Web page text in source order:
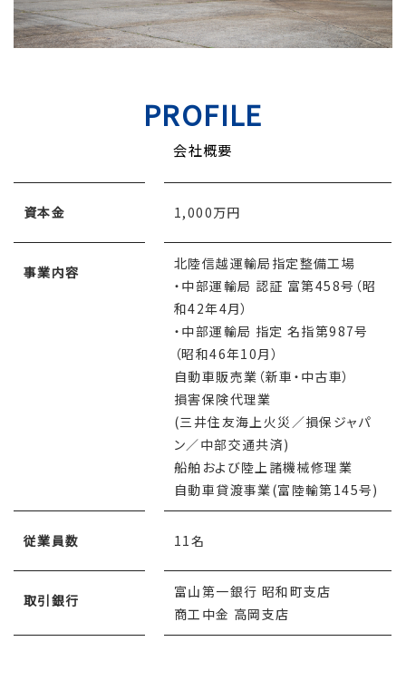
PROFILE
会社概要
資本金 1,000万円
事業内容
北陸信越運輸局指定整備工場
・中部運輸局 認証 富第458号（昭
和42年4月）
・中部運輸局 指定 名指第987号
（昭和46年10月）
自動車販売業（新車・中古車）
損害保険代理業
(三井住友海上火災／損保ジャパ
ン／中部交通共済)
船舶および陸上諸機械修理業
自動車貸渡事業(富陸輸第145号)
従業員数 11名
取引銀行
富山第一銀行 昭和町支店
商工中金 高岡支店